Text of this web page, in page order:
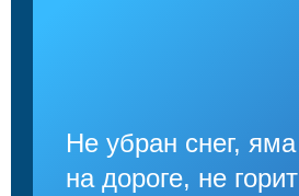
Не убран снег, яма
на дороге, не горит